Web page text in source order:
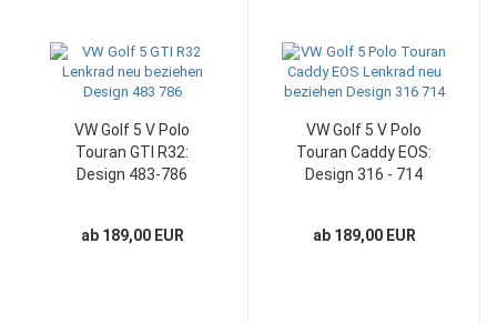
VW Golf 5 V Polo
Touran GTI R32:
Design 483-786
ab 189,00 EUR
VW Golf 5 V Polo
Touran Caddy EOS:
Design 316 - 714
ab 189,00 EUR